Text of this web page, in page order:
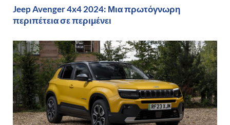
Jeep Avenger 4x4 2024: Μια πρωτόγνωρη
περιπέτεια σε περιμένει